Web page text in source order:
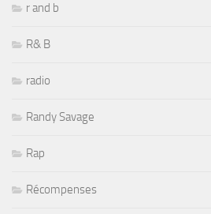
r and b
R& B
radio
Randy Savage
Rap
Récompenses